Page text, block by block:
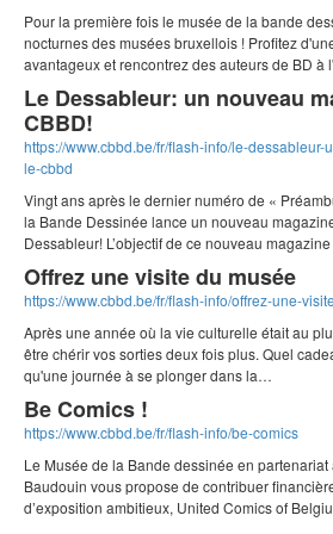
Pour la première fois le musée de la bande
nocturnes des musées bruxellois ! Profitez
avantageux et rencontrez des auteurs de BD
Le Dessableur: un nouveau
CBBD!
https://www.cbbd.be/fr/flash-info/le-
le-cbbd
Vingt ans après le dernier numéro de «
la Bande Dessinée lance un nouveau
Dessableur! L’objectif de ce nouveau
Offrez une visite du musée
https://www.cbbd.be/fr/flash-info/offrez-une-
Après une année où la vie culturelle était au
être chérir vos sorties deux fois plus. Quel
qu'une journée à se plonger dans la…
Be Comics !
https://www.cbbd.be/fr/flash-info/be-comics
Le Musée de la Bande dessinée en
Baudouin vous propose de contribuer
d’exposition ambitieux, United Comics of